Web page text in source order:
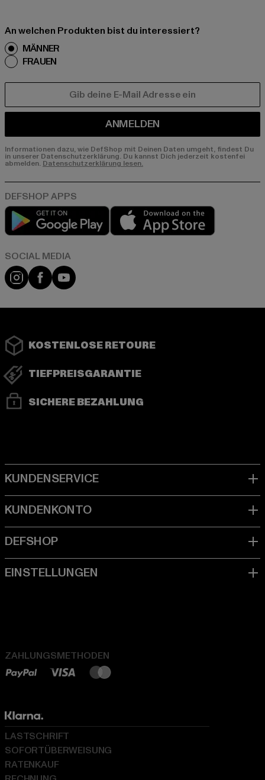
An welchen Produkten bist du interessiert?
MÄNNER
FRAUEN
ANMELDEN
Informationen dazu, wie DefShop mit Deinen Daten umgeht, findest Du
in unserer Datenschutzerklärung. Du kannst Dich jederzeit kostenfei
abmelden. Datenschutzerklärung lesen.
Play market
Instagram
FacebookYouTube
KOSTENLOSE RETOURE
TIEFPREISGARANTIE
SICHERE BEZAHLUNG
ZAHLUNGSMETHODEN
LASTSCHRIFT
SOFORTÜBERWEISUNG
RATENKAUF